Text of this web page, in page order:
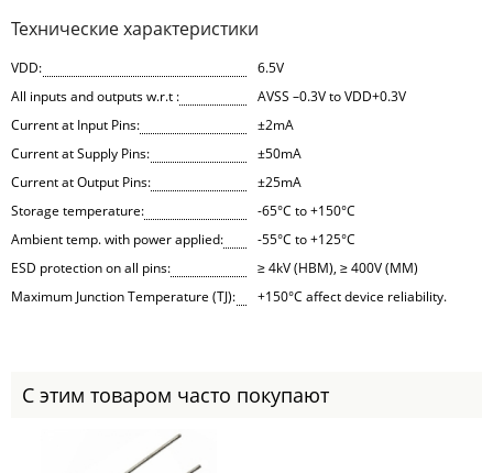
Технические характеристики
VDD:
6.5V
All inputs and outputs w.r.t :
AVSS –0.3V to VDD+0.3V
Current at Input Pins:
±2mA
Current at Supply Pins:
±50mA
Current at Output Pins:
±25mA
Storage temperature:
-65°C to +150°C
Ambient temp. with power applied:
-55°C to +125°C
ESD protection on all pins:
≥ 4kV (HBM), ≥ 400V (MM)
Maximum Junction Temperature (TJ):
+150°C affect device reliability.
С этим товаром часто покупают